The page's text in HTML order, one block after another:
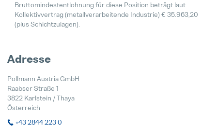
Bruttomindestentlohnung für diese Position beträgt laut
Kollektivvertrag (metallverarbeitende Industrie) € 35.963,20
(plus Schichtzulagen).
Adresse
Pollmann Austria GmbH
Raabser Straße 1
3822 Karlstein / Thaya
Österreich
+43 2844 223 0